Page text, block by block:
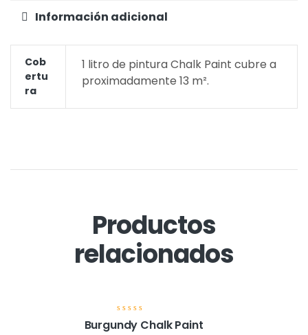
Información adicional
Cob
Ertu
Ra
1 litro de pintura Chalk Paint cubre a
proximadamente 13 m².
Productos
relacionados
a
Burgundy Chalk Paint